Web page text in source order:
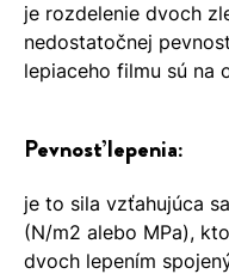
je rozdelenie dvoch
nedostatočnej
lepiaceho filmu sú na
Pevnosť lepenia:
je to sila vzťahujúca
(N/m2 alebo MPa),
dvoch lepením